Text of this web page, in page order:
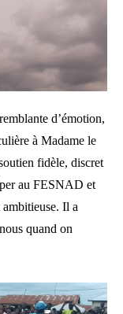
d’émotion,
à Madame le
fidèle, discret
au FESNAD et
Il a
quand on